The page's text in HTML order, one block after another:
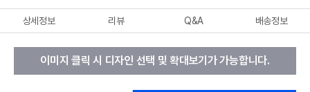
상세정보 리뷰 Q&A 배송정보
이미지 클릭 시 디자인 선택 및 확대보기가 가능합니다.